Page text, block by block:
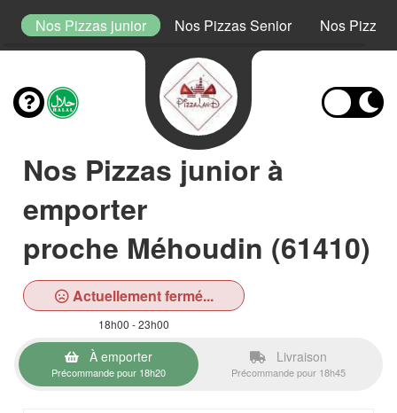
Nos Pizzas junior Nos Pizzas Senior Nos Pizzas
Nos Pizzas junior à
emporter
proche Méhoudin (61410)
Actuellement fermé...
18h00 - 23h00
À emporter
Précommande pour 18h20
Livraison
Précommande pour 18h45